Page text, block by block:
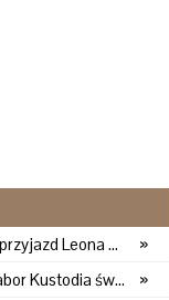
»
Kard. Rossi: przyjazd Leona XIV do Argentyny hołdem dla papieża Franciszka
»
Na Górze Tabor Kustodia świętowała Przemienienie Pańskie